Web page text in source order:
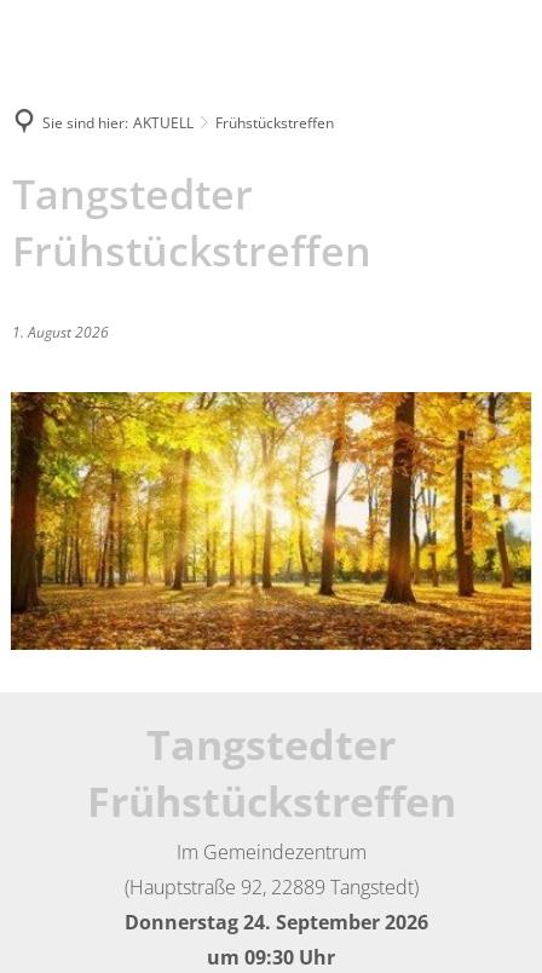
Sie sind hier: AKTUELL Frühstückstreffen
Tangstedter
Frühstückstreffen
1. August 2026
Tangstedter
Frühstückstreffen
Im Gemeindezentrum
(Hauptstraße 92, 22889 Tangstedt)
Donnerstag 24. September 2026
um 09:30 Uhr